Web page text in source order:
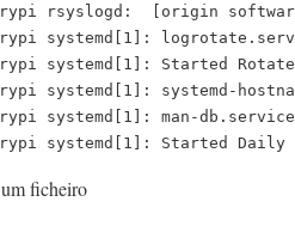
rsyslogd:  [origin
systemd[1]:
systemd[1]: Started
systemd[1]: systemd-
systemd[1]: man-
ficheiro